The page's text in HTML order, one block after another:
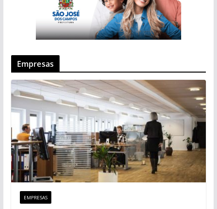
Empresas
EMPRESAS